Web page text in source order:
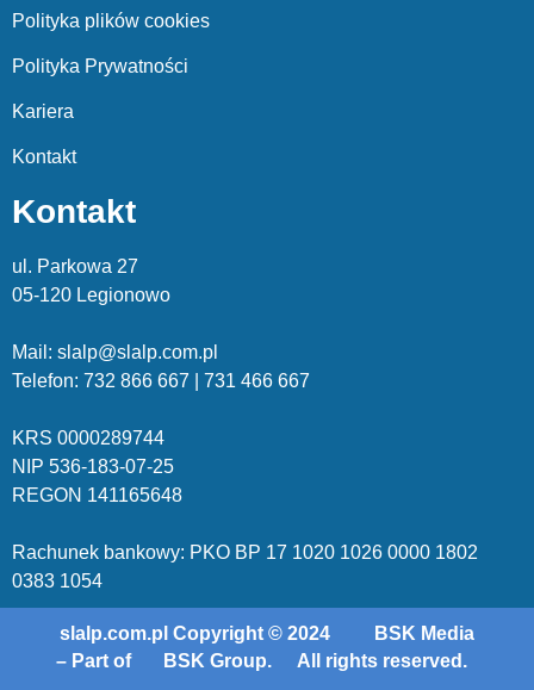
Polityka plików cookies
Polityka Prywatności
Kariera
Kontakt
Kontakt
ul. Parkowa 27
05-120 Legionowo
Mail: slalp@slalp.com.pl
Telefon: 732 866 667 | 731 466 667
KRS 0000289744
NIP 536-183-07-25
REGON 141165648
Rachunek bankowy: PKO BP 17 1020 1026 0000 1802
0383 1054
slalp.com.pl Copyright © 2024
BSK Media
– Part of
BSK Group. All rights reserved.